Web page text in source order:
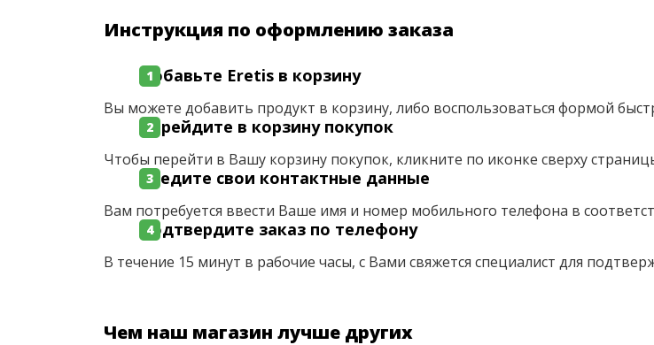
Инструкция по оформлению заказа
Добавьте Eretis в корзину
Вы можете добавить продукт в корзину, либо воспользоваться формой
Перейдите в корзину покупок
Чтобы перейти в Вашу корзину покупок, кликните по иконке сверху
Введите свои контактные данные
Вам потребуется ввести Ваше имя и номер мобильного телефона в
Подтвердите заказ по телефону
В течение 15 минут в рабочие часы, с Вами свяжется специалист для
Чем наш магазин лучше других